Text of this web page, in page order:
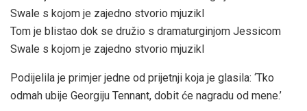
Tom je blistao dok se družio s dramaturginjom Jessicom
Swale s kojom je zajedno stvorio mjuzikl
Podijelila je primjer jedne od prijetnji koja je glasila: ‘Tko
odmah ubije Georgiju Tennant, dobit će nagradu od mene.’